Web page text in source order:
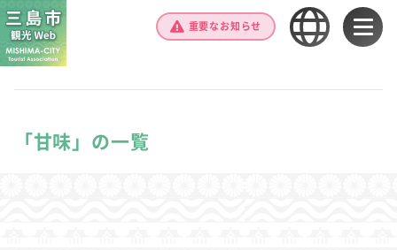
重要なお知らせ
「甘味」の一覧